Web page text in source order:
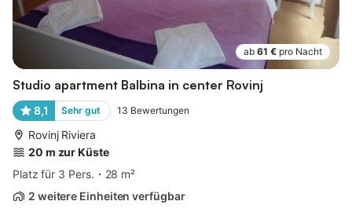
ab 61 € pro Nacht
Studio apartment Balbina in center Rovinj
8,1 Sehr gut 13 Bewertungen
Rovinj Riviera
20 m zur Küste
Platz für 3 Pers.
28 m²
2 weitere Einheiten verfügbar